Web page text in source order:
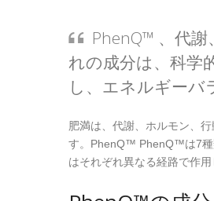
PhenQ™ 、代
れの成分は、科学
し、エネルギーバ
肥満は、代謝、ホルモン、
す。PhenQ™ PhenQ™は7種
はそれぞれ異なる経路で作